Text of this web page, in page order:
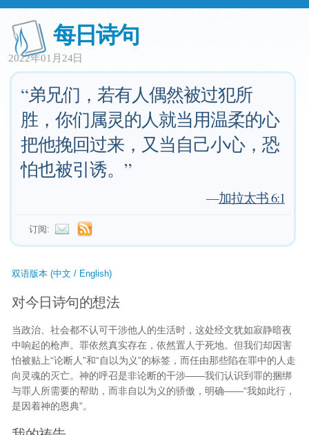
每日诗句
2022年01月24日
“弟兄们，若有人偶然被过犯所
胜，你们属灵的人就当用温柔的心
把他挽回过来，又当自己小心，恐
怕也被引诱。”
—加拉太书 6:1
订阅:
双语版本 (中文 / English)
对今日诗句的想法
当政治、社会都不认可干涉他人的生活时，这处经文犹如寂静暗夜
中响起的枪声。罪依然真实存在，依然置人于死地。但我们却因害
怕被贴上“论断人”和“自以为义”的标签，而任由那些陷在罪中的人走
向灵魂的灭亡。神的呼召是非论断的干涉——我们认识到罪的捆绑
与罪人所需要的帮助，而非自以为义的骄傲，明确——“我如此行，
是因着神的恩典”。